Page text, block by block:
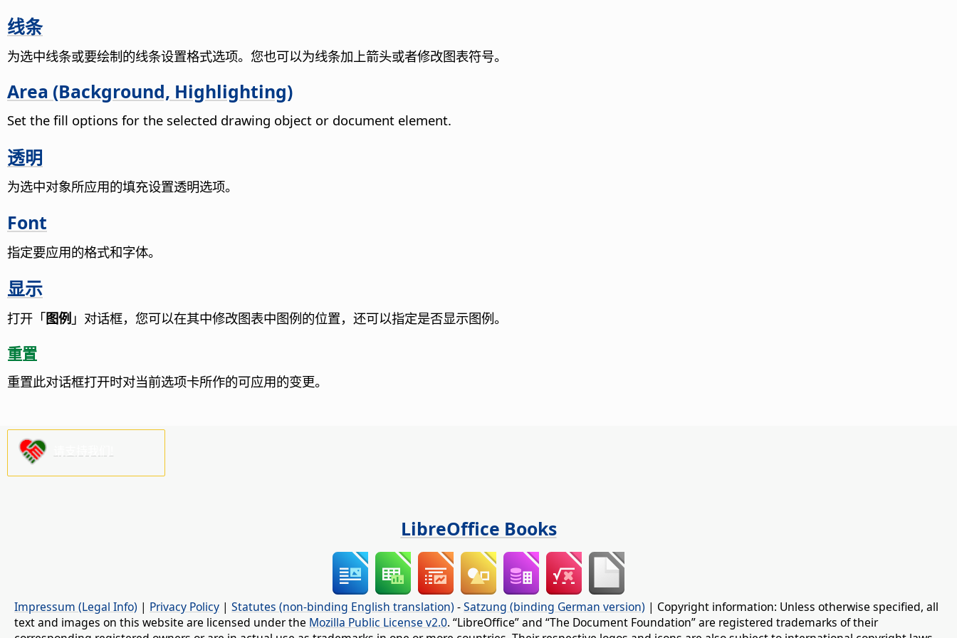
线条
为选中线条或要绘制的线条设置格式选项。您也可以为线条加上箭头或者修改图表符号。
Area (Background, Highlighting)
Set the fill options for the selected drawing object or document element.
透明
为选中对象所应用的填充设置透明选项。
Font
指定要应用的格式和字体。
显示
打开「图例 」对话框，您可以在其中修改图表中图例的位置，还可以指定是否显示图例。
重置
重置此对话框打开时对当前选项卡所作的可应用的变更。
LibreOffice Books
Impressum (Legal Info) | Privacy Policy | Statutes (non-binding English translation) -Satzung (binding German version) | Copyright information: Unless otherwise specified, all
text and images on this website are licensed under the Mozilla Public License v2.0. “LibreOffice” and “The Document Foundation” are registered trademarks of their